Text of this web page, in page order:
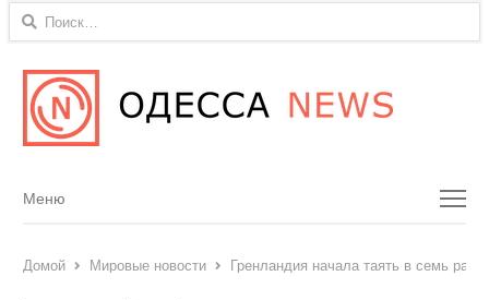
Найти:
Menu
Меню
Домой Мировые новости Гренландия начала таять в семь раз